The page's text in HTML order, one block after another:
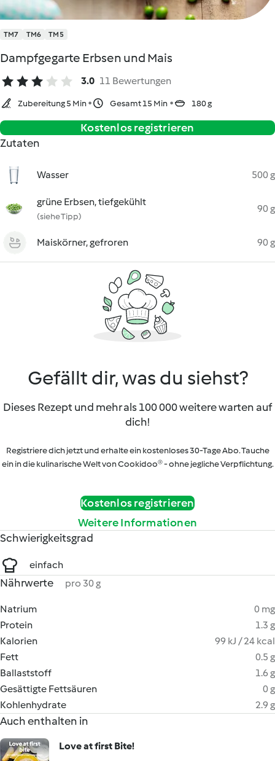
TM7 TM6 TM5
Dampfgegarte Erbsen und Mais
3.0 11 Bewertungen
Zubereitung 5 Min Gesamt 15 Min 180 g
Kostenlos registrieren
Zutaten
Wasser 500 g
grüne Erbsen, tiefgekühlt
(siehe Tipp)
90 g
Maiskörner, gefroren 90 g
Gefällt dir, was du siehst?
Dieses Rezept und mehr als 100 000 weitere warten auf
dich!
Registriere dich jetzt und erhalte ein kostenloses 30-Tage Abo. Tauche
ein in die kulinarische Welt von Cookidoo® - ohne jegliche Verpflichtung.
Kostenlos registrieren
Weitere Informationen
Schwierigkeitsgrad
einfach
Nährwerte pro 30 g
Natrium
0 mg
Protein
1.3 g
Kalorien
99 kJ / 24 kcal
Fett
0.5 g
Ballaststoff
1.6 g
Gesättigte Fettsäuren
0 g
Kohlenhydrate
2.9 g
Auch enthalten in
Love at first Bite!